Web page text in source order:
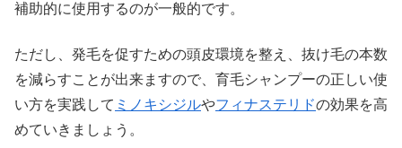
補助的に使用するのが一般的です。
ただし、発毛を促すための頭皮環境を整え、抜け毛の本数
を減らすことが出来ますので、育毛シャンプーの正しい使
い方を実践して ミノキシジルやフィナステリドの効果を高
めていきましょう。